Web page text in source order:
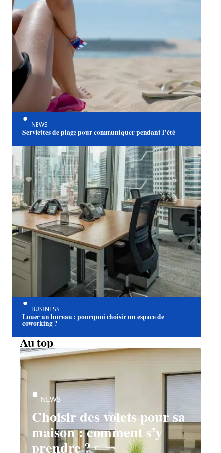
NEWS
Serviettes de plage pour communiquer pendant l’été
BUSINESS
Louer un bureau : pourquoi choisir un espace de
coworking ?
Au top
Choisir des volets pour sa
maison : comment s’y
prendre ?
NEWS